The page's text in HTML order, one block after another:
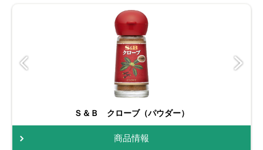
Ｓ＆Ｂ クローブ（パウダー）
商品情報